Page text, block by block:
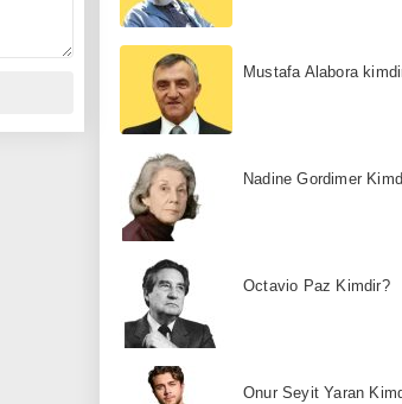
Mustafa Alabora
Nadine Gordimer
Octavio Paz Kimdir?
Onur Seyit Yaran